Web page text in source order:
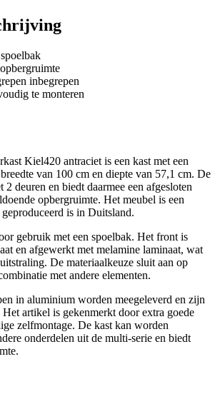
inbegrepen
te monteren
Kiel420 antraciet is een kast met een
van 100 cm en diepte van 57,1 cm. De
2 deuren en biedt daarmee een afgesloten
opbergruimte. Het meubel is een
is in Duitsland.
gebruik met een spoelbak. Het front is
en afgewerkt met melamine laminaat, wat
De materiaalkeuze sluit aan op
met andere elementen.
in aluminium worden meegeleverd en zijn
artikel is gekenmerkt door extra goede
zelfmontage. De kast kan worden
onderdelen uit de multi-serie en biedt